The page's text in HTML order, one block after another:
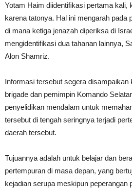
Yotam Haim diidentifikasi pertama kali,
karena tatonya. Hal ini mengarah pada
di mana ketiga jenazah diperiksa di
mengidentifikasi dua tahanan lainnya,
Alon Shamriz.
Informasi tersebut segera disampaikan
brigade dan pemimpin Komando
penyelidikan mendalam untuk
tersebut di tengah seringnya terjadi
daerah tersebut.
Tujuannya adalah untuk belajar dan
pertempuran di masa depan, yang
kejadian serupa meskipun peperangan